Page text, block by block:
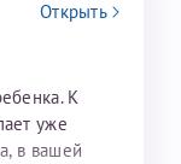
Открыть
К
уже
в вашей
с фотографией,